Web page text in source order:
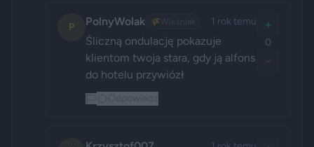
P PolnyWolak 🌾 1 rok temu
Śliczną ondulację pokazuje
klientom twoja stara, gdy ją alfons
do hotelu przywiózł
+
0
-